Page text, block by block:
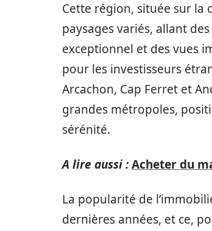
Cette région, située sur la
paysages variés, allant
exceptionnel et des vues
pour les investisseurs
Arcachon, Cap Ferret et
grandes métropoles,
sérénité.
A lire aussi :Acheter du
La popularité de
dernières années, et ce,